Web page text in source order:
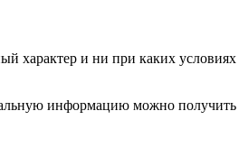
характер и ни при каких условиях
информацию можно получить